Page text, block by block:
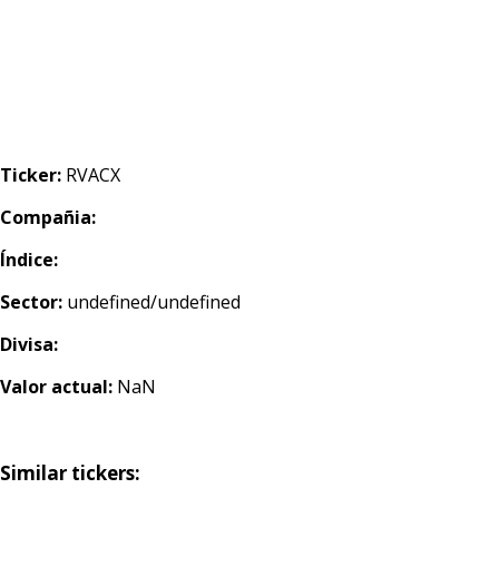
Ticker: RVACX
Compañia:
Índice:
Sector: undefined/undefined
Divisa:
Valor actual: NaN
Similar tickers: